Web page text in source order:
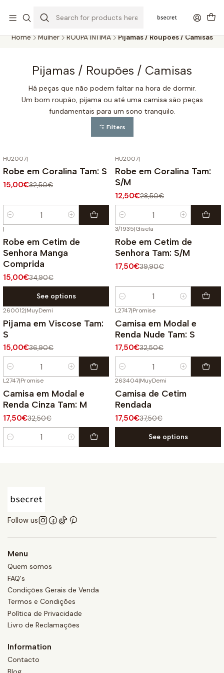
A 5 DIAS
Home Mulher ROUPA ÍNTIMA Pijamas / Roupões / Camisas
Pijamas / Roupões / Camisas
Há peças que não podem faltar na hora de dormir.
Um bom roupão, pijama ou até uma camisa são peças
fundamentais para um sono tranquilo.
Filters
-54% OFF
HU2007|
Robe em Coralina Tam: S
15,00€32,50€
Quantity
-56% OFF
HU2007|
Robe em Coralina Tam:
S/M
12,50€28,50€
Quantity
|
Robe em Cetim de
Senhora Manga
Comprida
15,00€34,90€
See options
-56%
3/1935|Gisela
Robe em Cetim de
Senhora Tam: S/M
17,50€39,90€
Quantity
-59%OFF
260012|MuyDemi
Pijama em Viscose Tam:
S
15,00€36,90€
Quantity
-46% OFF
L2747|Promise
Camisa em Modal e
Renda Nude Tam: S
17,50€32,50€
Quantity
-46%
L2747|Promise
Camisa em Modal e
Renda Cinza Tam: M
17,50€32,50€
Quantity
OFF
263404|MuyDemi
Camisa de Cetim
Rendada
17,50€37,50€
See options
Follow us
Menu
Quem somos
FAQ's
Condições Gerais de Venda
Termos e Condições
Política de Privacidade
Livro de Reclamações
Information
Contacto